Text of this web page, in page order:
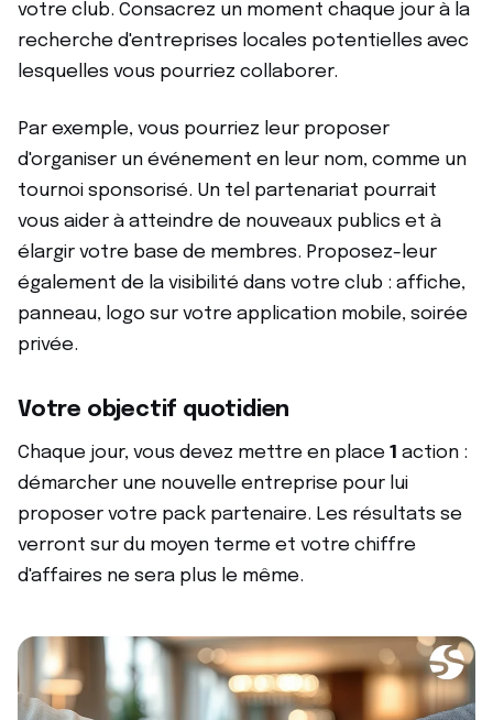
votre club. Consacrez un moment chaque jour à la
recherche d'entreprises locales potentielles avec
lesquelles vous pourriez collaborer.
Par exemple, vous pourriez leur proposer
d'organiser un événement en leur nom, comme un
tournoi sponsorisé. Un tel partenariat pourrait
vous aider à atteindre de nouveaux publics et à
élargir votre base de membres. Proposez-leur
également de la visibilité dans votre club : affiche,
panneau, logo sur votre application mobile, soirée
privée.
Votre objectif quotidien
Chaque jour, vous devez mettre en place 1 action :
démarcher une nouvelle entreprise pour lui
proposer votre pack partenaire. Les résultats se
verront sur du moyen terme et votre chiffre
d'affaires ne sera plus le même.